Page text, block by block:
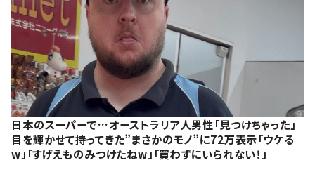
日本のスーパーで…オーストラリア人男性「見つけちゃった」
目を輝かせて持ってきた”まさかのモノ”に72万表示「ウケる
w」「すげえものみつけたねw」「買わずにいられない！」